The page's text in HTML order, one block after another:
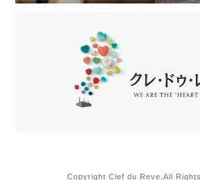
Copyright Clef du Reve.All